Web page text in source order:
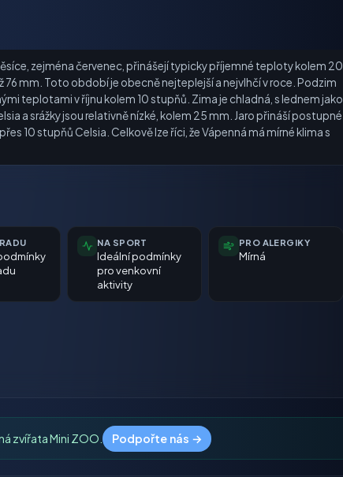
zejména červenec, přinášejí typicky příjemné teploty kolem 20
76 mm. Toto období je obecně nejteplejší a nejvlhčí v roce. Podzim
teplotami v říjnu kolem 10 stupňů. Zima je chladná, s lednem jako
a srážky jsou relativně nízké, kolem 25 mm. Jaro přináší postupné
10 stupňů Celsia. Celkově lze říci, že Vápenná má mírné klima s
NA SPORT
Ideální podmínky
pro venkovní
aktivity
PRO ALERGIKY
Mírná
zvířata Mini ZOO. Podpořte nás →